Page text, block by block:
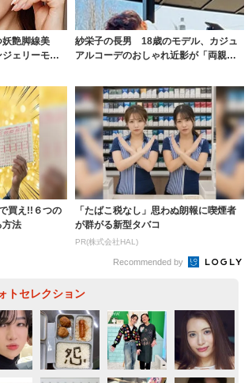
妖艶脚線美
ェリーモデ
紗栄子の長男 18歳のモデル、カジュ
アルコーデのおしゃれ近影が「両親の
買え!!６つの
方法
「たばこ税なし」思わぬ朗報に喫煙者
が群がる新型タバコ
PR(株式会社HAL)
Recommended by
トセレクション